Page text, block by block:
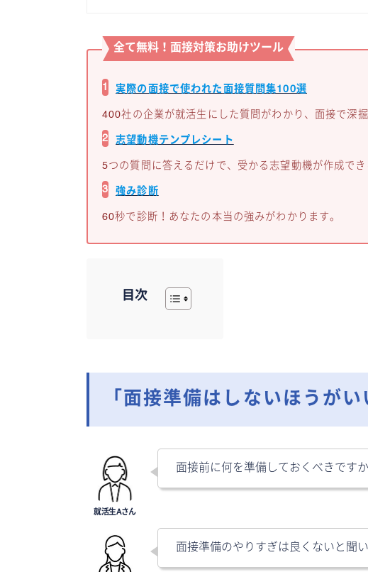
全て無料！面接対策お助けツール
1 実際の面接で使われた 面接質問集100選
400社の企業が就活生にした質問がわかり、面接で深
2 志望動機テンプレシート
5つの質問に答えるだけで、受かる志望動機が作成でき
3 強み診断
60秒で診断！あなたの本当の強みがわかります。
目次
「面接準備はしないほうが
面接前に何を準備しておくべきですか
面接準備のやりすぎは良くないと聞